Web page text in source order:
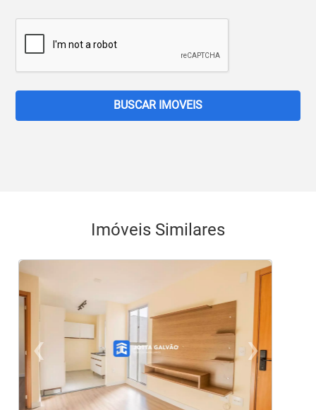
BUSCAR IMOVEIS
Imóveis Similares
‹
Previous
›